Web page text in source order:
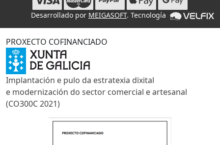
Desarrollado por MEIGASOFT. Tecnología
PROXECTO COFINANCIADO
Implantación e pulo da estratexia dixital
e modernización do sector comercial e artesanal
(CO300C 2021)